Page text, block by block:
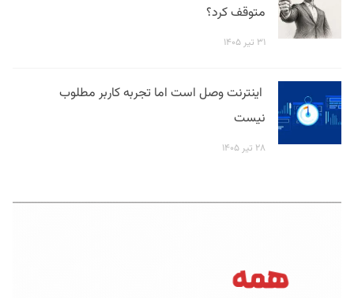
متوقف کرد؟
۳۱ تیر ۱۴۰۵
اینترنت وصل است اما تجربه کاربر مطلوب
نیست
۲۸ تیر ۱۴۰۵